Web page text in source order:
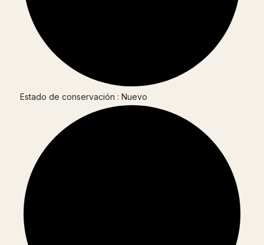
Estado de conservación : Nuevo